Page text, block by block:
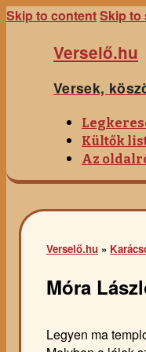
Skip to contentSkip to
Verselő.hu
Versek,
Kültők
Az
Verselő.hu »
Móra
Legyen ma